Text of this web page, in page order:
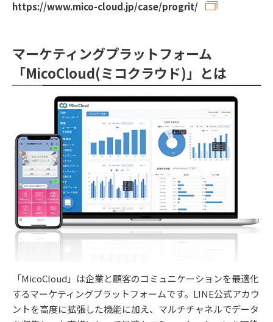
https://www.mico-cloud.jp/case/progrit/
マーケティングプラットフォーム
「MicoCloud(ミコクラウド)」とは
「MicoCloud」は企業と顧客のコミュニケーションを最適化
するマーケティングプラットフォームです。LINE公式アカウ
ントを高度に拡張した機能に加え、マルチチャネルでデータ